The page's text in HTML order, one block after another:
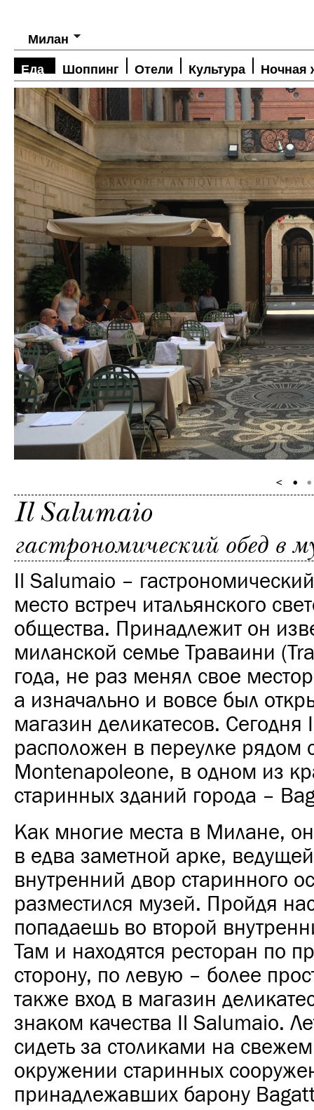
Милан
Еда Шоппинг Отели Культура Ночная
Il Salumaio
гастрономический обед в
Il Salumaio –
место встреч итальянского
общества. Принадлежит он
миланской семье Траваини
года, не раз менял свое
а изначально и вовсе был
магазин деликатесов. Сегодня
расположен в переулке рядом
Montenapoleone, в одном из
старинных зданий города –
Как многие места в Милане, он
в едва заметной арке,
внутренний двор старинного
разместился музей. Пройдя
попадаешь во второй
Там и находятся ресторан по
сторону, по левую – более
также вход в магазин
знаком качества Il Salumaio.
сидеть за столиками на
окружении старинных
принадлежавших барону